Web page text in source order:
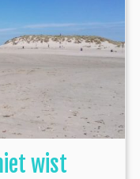
wist